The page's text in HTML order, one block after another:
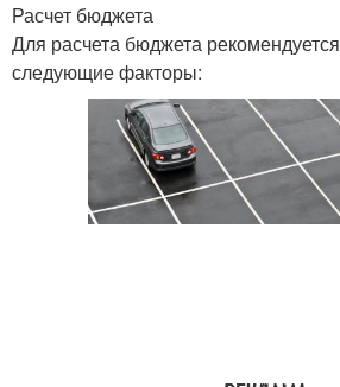
Расчет бюджета
Для расчета бюджета
следующие факторы: